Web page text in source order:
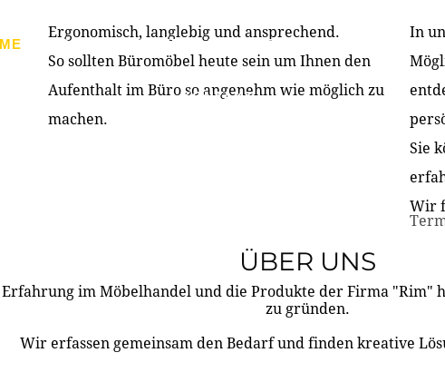
PRODUKTE ÜBER UNS PARTNER &
KONTAKT
Ergonomisch, langlebig und ansprechend.
So sollten Büromöbel heute sein um Ihnen den
Aufenthalt im Büro so angenehm wie möglich zu
machen.
In
Sie
Wir
ÜBER UNS
im Möbelhandel und die Produkte der Firma "Rim"
zu gründen.
Wir erfassen gemeinsam den Bedarf und finden kreative